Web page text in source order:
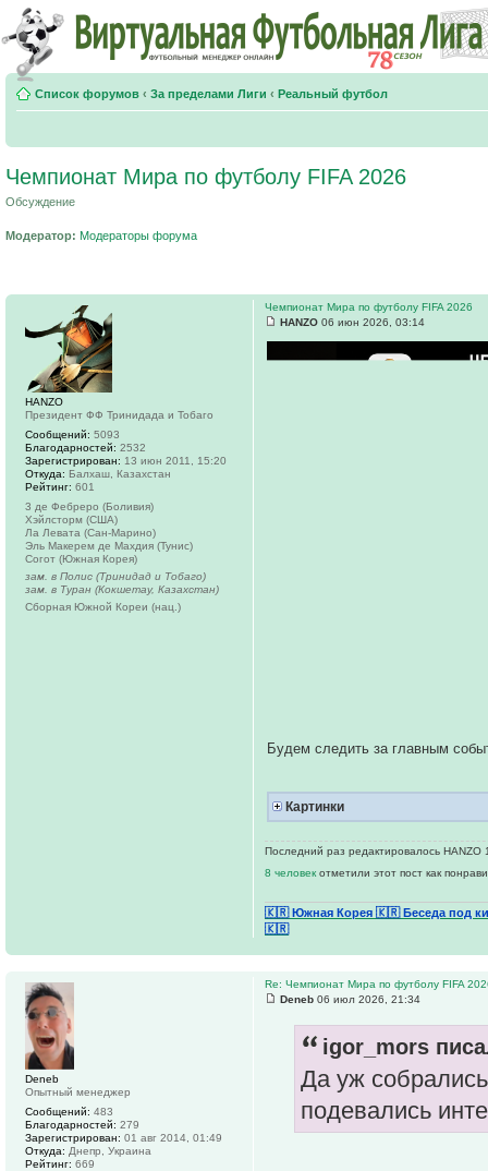
Список форумов ‹ За пределами Лиги ‹ Реальный футбол
Чемпионат Мира по футболу FIFA 2026
Обсуждение
Модератор: Модераторы форума
Чемпионат Мира по футболу FIFA 2026
HANZO 06 июн 2026, 03:14
Будем следить за главным
Картинки
Последний раз редактировалось
8 человек отметили этот пост как
🇰🇷 Южная Корея 🇰🇷 Беседа под
🇰🇷
HANZO
Президент ФФ Тринидада и Тобаго
Сообщений: 5093
Благодарностей: 2532
Зарегистрирован: 13 июн 2011, 15:20
Откуда: Балхаш, Казахстан
Рейтинг: 601
3 де Фебреро (Боливия)
Хэйлсторм (США)
Ла Левата (Сан-Марино)
Эль Макерем де Махдия (Тунис)
Согот (Южная Корея)
зам. в Полис (Тринидад и Тобаго)
зам. в Туран (Кокшетау, Казахстан)
Сборная Южной Кореи (нац.)
Re: Чемпионат Мира по футболу FIFA
Deneb 06 июл 2026, 21:34
igor_mors
Да уж
подевались
Deneb
Опытный менеджер
Сообщений: 483
Благодарностей: 279
Зарегистрирован: 01 авг 2014, 01:49
Откуда: Днепр, Украина
Рейтинг: 669